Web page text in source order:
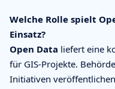
Welche Rolle spielt
Einsatz?
Open Data liefert eine
für GIS-Projekte.
Initiativen veröffentlichen